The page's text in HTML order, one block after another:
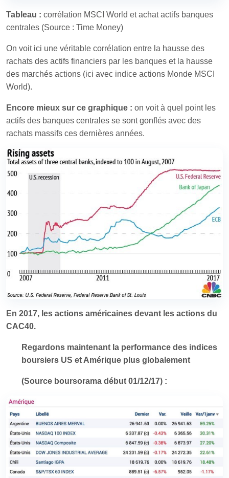
Tableau : corrélation MSCI World et achat actifs banques
centrales (Source : Time Money)
On voit ici une véritable corrélation entre la hausse des
rachats des actifs financiers par les banques et la hausse
des marchés actions (ici avec indice actions Monde MSCI
World).
Encore mieux sur ce graphique : on voit à quel point les
actifs des banques centrales se sont gonflés avec des
rachats massifs ces dernières années.
En 2017, les actions américaines devant les actions du
CAC40.
Regardons maintenant la performance des indices
boursiers US et Amérique plus globalement
(Source boursorama début 01/12/17) :